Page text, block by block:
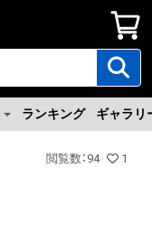
ランキング ギャラリ
閲覧数 ： 94 1